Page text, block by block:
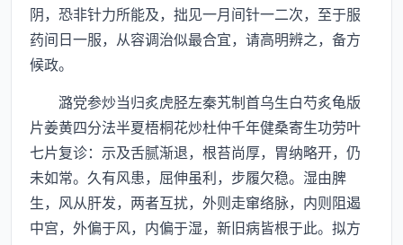
阴，恐非针力所能及，拙见一月间针一二次，至于服
药间日一服，从容调治似最合宜，请高明辨之，备方
候政。
潞党参炒当归炙虎胫左秦艽制首乌生白芍炙龟版
片姜黄四分法半夏梧桐花炒杜仲千年健桑寄生功劳叶
七片复诊：示及舌腻渐退，根苔尚厚，胃纳略开，仍
未如常。久有风患，屈伸虽利，步履欠稳。湿由脾
生，风从肝发，两者互扰，外则走窜络脉，内则阻遏
中宫，外偏于风，内偏于湿，新旧病皆根于此。拟方